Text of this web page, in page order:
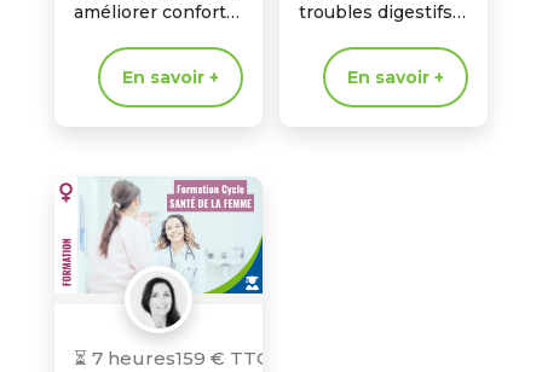
améliorer confort
femmes
ménopausées avec
des solutions
En savoir +
troubles digestifs,
nerveux de la
grossesse grâce à
la micronutrition et
En savoir +
⏳ 7 heures159 € TTC